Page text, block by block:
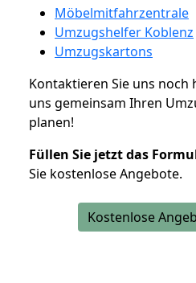
Möbelmitfahrzentrale
Umzugshelfer Koblenz
Umzugskartons
Kontaktieren Sie uns noch
uns gemeinsam Ihren
planen!
Füllen Sie jetzt das
Sie kostenlose Angebote.
Kostenlose